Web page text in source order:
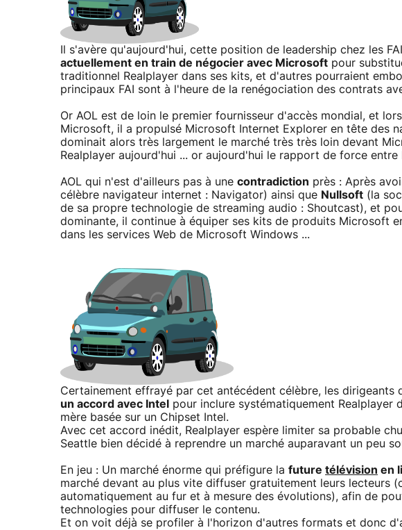
Il s'avère qu'aujourd'hui, cette position de leadership chez les
actuellement en train de négocier avec Microsoft pour
traditionnel Realplayer dans ses kits, et d'autres pourraient
principaux FAI sont à l'heure de la renégociation des contrats
Or AOL est de loin le premier fournisseur d'accès mondial, et
Microsoft, il a propulsé Microsoft Internet Explorer en tête des
dominait alors très largement le marché très très loin devant
Realplayer aujourd'hui ... or aujourd'hui le rapport de force
AOL qui n'est d'ailleurs pas à une contradiction près : Après
célèbre navigateur internet : Navigator) ainsi que Nullsoft (la
de sa propre technologie de streaming audio : Shoutcast), et
dominante, il continue à équiper ses kits de produits Microsoft
dans les services Web de Microsoft Windows ...
Certainement effrayé par cet antécédent célèbre, les dirigeants
un accord avec Intel
pour inclure systématiquement Realplayer
mère basée sur un Chipset Intel.
Avec cet accord inédit, Realplayer espère limiter sa probable
Seattle bien décidé à reprendre un marché auparavant un peu
En jeu : Un marché énorme qui préfigure la future télévision en
marché devant au plus vite diffuser gratuitement leurs lecteurs
automatiquement au fur et à mesure des évolutions), afin de
technologies pour diffuser le contenu.
Et on voit déjà se profiler à l'horizon d'autres formats et donc